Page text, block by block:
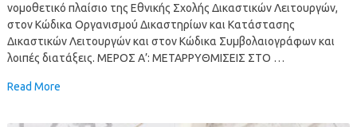
νομοθετικό πλαίσιο της Εθνικής Σχολής Δικαστικών Λειτουργών,
στον Κώδικα Οργανισμού Δικαστηρίων και Κατάστασης
Δικαστικών Λειτουργών και στον Κώδικα Συμβολαιογράφων και
λοιπές διατάξεις. ΜΕΡΟΣ Α’: ΜΕΤΑΡΡΥΘΜΙΣΕΙΣ ΣΤΟ …
Read More